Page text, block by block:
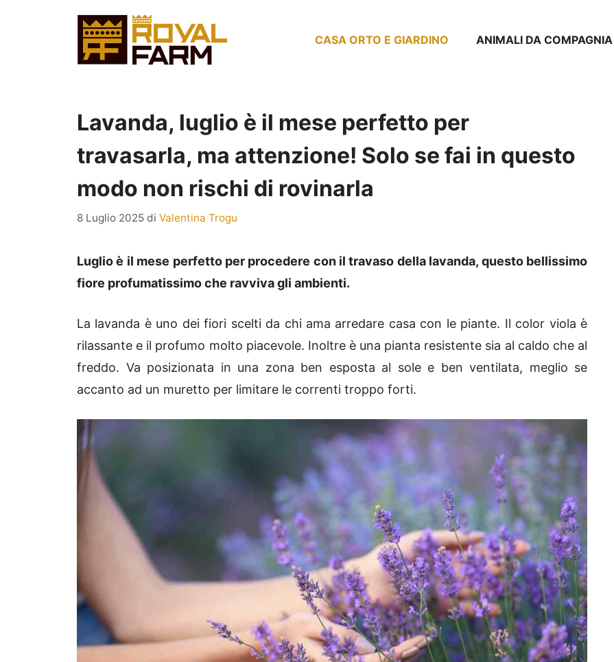
CASA ORTO E GIARDINO ANIMALI DA COMPAGNIA
Lavanda, luglio è il mese perfetto per
travasarla, ma attenzione! Solo se fai in questo
modo non rischi di rovinarla
8 Luglio 2025 di Valentina Trogu
Luglio è il mese perfetto per procedere con il travaso della lavanda, questo bellissimo
fiore profumatissimo che ravviva gli ambienti.
La lavanda è uno dei fiori scelti da chi ama arredare casa con le piante. Il color viola è
rilassante e il profumo molto piacevole. Inoltre è una pianta resistente sia al caldo che al
freddo. Va posizionata in una zona ben esposta al sole e ben ventilata, meglio se
accanto ad un muretto per limitare le correnti troppo forti.